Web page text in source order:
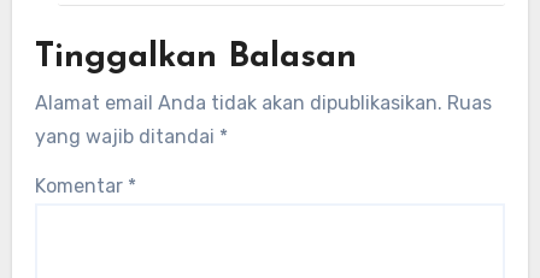
Tinggalkan Balasan
Alamat email Anda tidak akan dipublikasikan. Ruas
yang wajib ditandai *
Komentar *